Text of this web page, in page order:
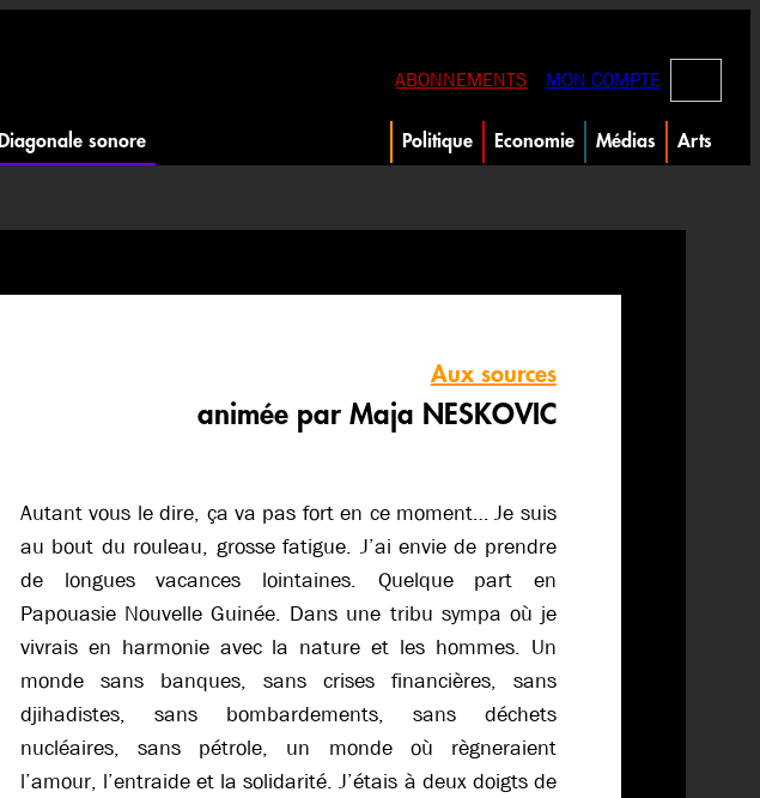
ABONNEMENTS MON COMPTE
Diagonale sonore Politique Economie Médias Arts
Aux sources
animée par Maja NESKOVIC
Autant vous le dire, ça va pas fort en ce moment… Je suis
au bout du rouleau, grosse fatigue. J’ai envie de prendre
de longues vacances lointaines. Quelque part en
Papouasie Nouvelle Guinée. Dans une tribu sympa où je
vivrais en harmonie avec la nature et les hommes. Un
monde sans banques, sans crises financières, sans
djihadistes, sans bombardements, sans déchets
nucléaires, sans pétrole, un monde où règneraient
l’amour, l’entraide et la solidarité. J’étais à deux doigts de